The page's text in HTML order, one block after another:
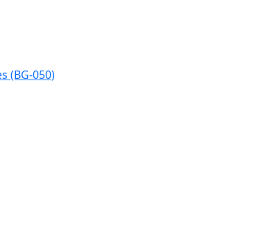
(BG-050)